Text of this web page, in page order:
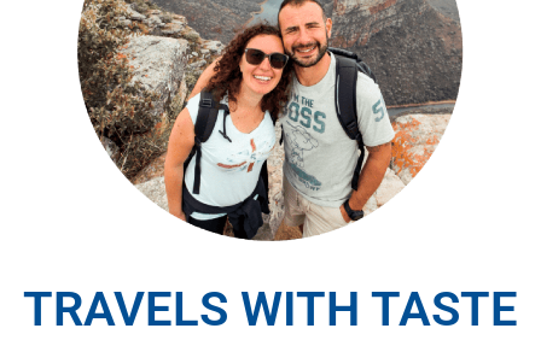
TRAVELS WITH TASTE